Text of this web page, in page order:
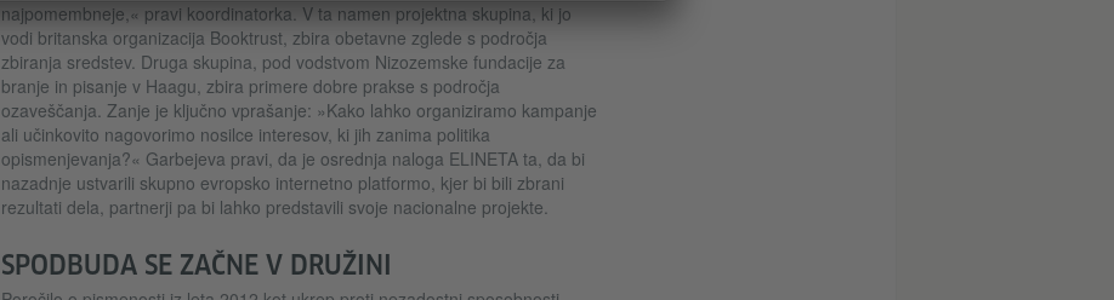
najpomembneje,« pravi koordinatorka. V ta namen projektna skupina, ki jo
vodi britanska organizacija Booktrust, zbira obetavne zglede s področja
zbiranja sredstev. Druga skupina, pod vodstvom Nizozemske fundacije za
branje in pisanje v Haagu, zbira primere dobre prakse s področja
ozaveščanja. Zanje je ključno vprašanje: »Kako lahko organiziramo kampanje
ali učinkovito nagovorimo nosilce interesov, ki jih zanima politika
opismenjevanja?« Garbejeva pravi, da je osrednja naloga ELINETA ta, da bi
nazadnje ustvarili skupno evropsko internetno platformo, kjer bi bili zbrani
rezultati dela, partnerji pa bi lahko predstavili svoje nacionalne projekte.
SPODBUDA SE ZAČNE V DRUŽINI